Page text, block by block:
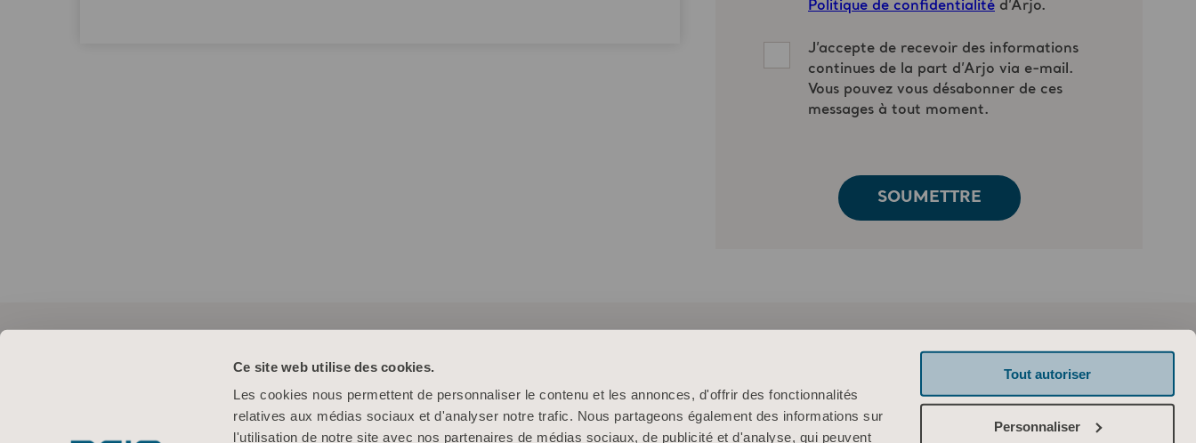
Ce site web utilise des cookies.
Les cookies nous permettent de personnaliser le contenu et les annonces, d'offrir des fonctionnalités
relatives aux médias sociaux et d'analyser notre trafic. Nous partageons également des informations sur
l'utilisation de notre site avec nos partenaires de médias sociaux, de publicité et d'analyse, qui peuvent
Tout autoriser
Personnaliser